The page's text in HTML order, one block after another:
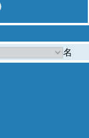
名